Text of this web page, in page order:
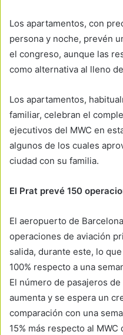
Los apartamentos, con
persona y noche, prevén
el congreso, aunque las
como alternativa al lleno
Los apartamentos,
familiar, celebran el
ejecutivos del MWC en
algunos de los cuales
ciudad con su familia.
El Prat prevé 150
El aeropuerto de
operaciones de aviación
salida, durante este, lo
100% respecto a una
El número de pasajeros
aumenta y se espera un
comparación con una
15% más respecto al MWC